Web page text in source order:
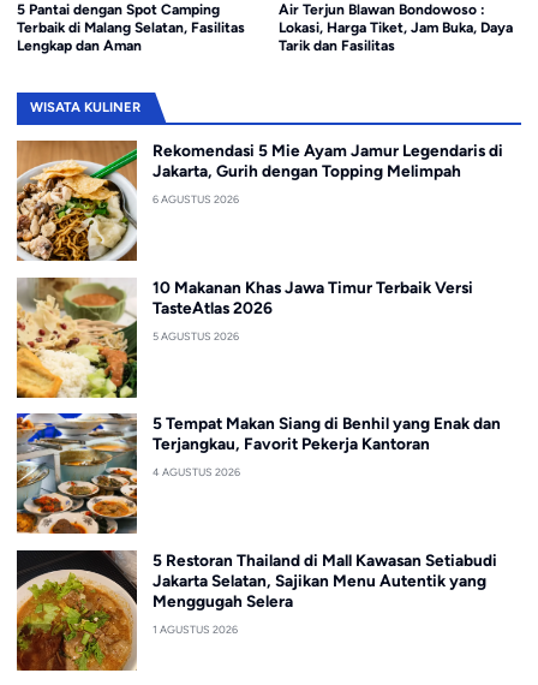
5 Pantai dengan Spot Camping
Terbaik di Malang Selatan, Fasilitas
Lengkap dan Aman
Air Terjun Blawan Bondowoso :
Lokasi, Harga Tiket, Jam Buka, Daya
Tarik dan Fasilitas
WISATA KULINER
Rekomendasi 5 Mie Ayam Jamur Legendaris di
Jakarta, Gurih dengan Topping Melimpah
6 AGUSTUS 2026
10 Makanan Khas Jawa Timur Terbaik Versi
TasteAtlas 2026
5 AGUSTUS 2026
5 Tempat Makan Siang di Benhil yang Enak dan
Terjangkau, Favorit Pekerja Kantoran
4 AGUSTUS 2026
5 Restoran Thailand di Mall Kawasan Setiabudi
Jakarta Selatan, Sajikan Menu Autentik yang
Menggugah Selera
1 AGUSTUS 2026